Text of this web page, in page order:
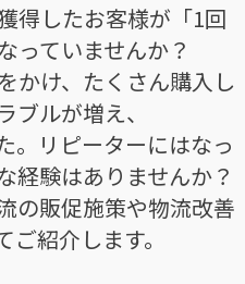
得したお客様が「1回
っていませんか？
かけ、たくさん購入し
ルが増え、
。リピーターにはなっ
経験はありませんか？
の販促施策や物流改善
紹介します。